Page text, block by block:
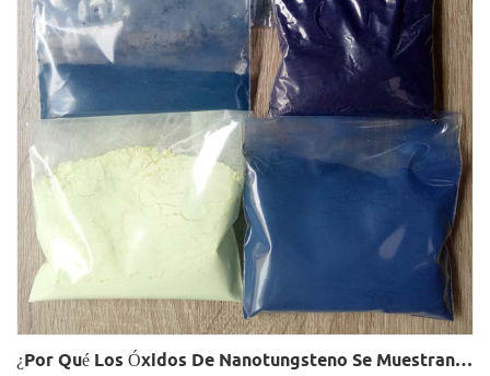
¿Por Qué Los Óxidos De Nanotungsteno Se Muestran En Diferentes Colores? (Amarillo, Azul, Púrpura, Marrón)